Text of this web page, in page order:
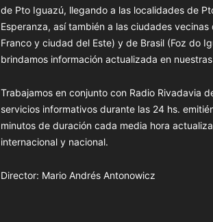
de Pto Iguazú, llegando a las localidades de
Esperanza, así también a las ciudades
Franco y ciudad del Este) y de Brasil (Foz do
brindamos información actualizada en
Trabajamos en conjunto con Radio Rivadavia
servicios informativos durante las 24 hs.
minutos de duración cada media hora
internacional y nacional.
Director: Mario Andrés Antonowicz